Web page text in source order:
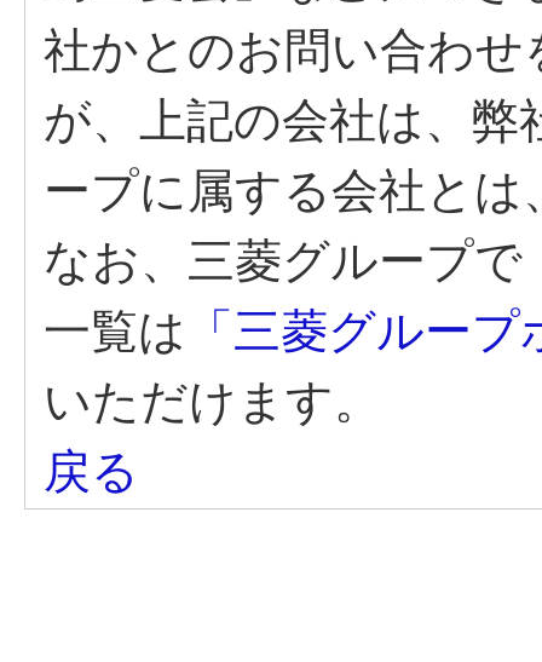
社かとのお問い合わ
が、上記の会社は、
ープに属する会社と
なお、三菱グループ
一覧は 「三菱グルー
いただけます。
戻る